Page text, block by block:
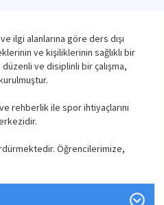
ilgi alanlarına göre ders dışı
ve kişiliklerinin sağlıklı bir
ve disiplinli bir çalışma,
rehberlik ile spor ihtiyaçlarını
Öğrencilerimize,